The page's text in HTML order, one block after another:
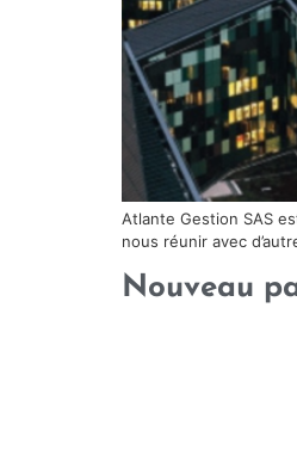
Atlante Gestion SAS
nous réunir avec
Nouveau